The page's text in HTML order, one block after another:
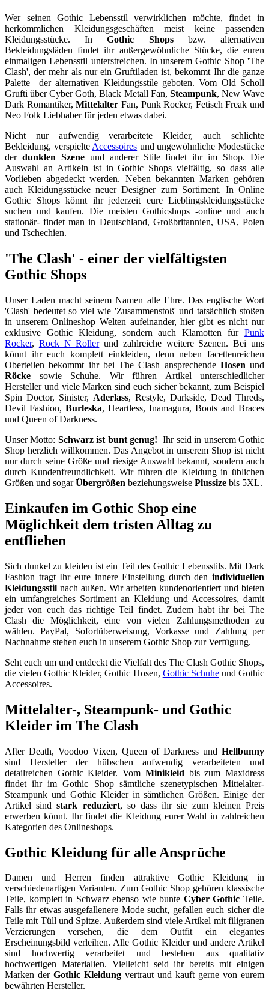
Wer seinen Gothic Lebensstil verwirklichen möchte, findet in
herkömmlichen Kleidungsgeschäften meist keine passenden
Kleidungsstücke. InGothic Shopsbzw. alternativen
Bekleidungsläden findet ihr außergewöhnliche Stücke, die euren
einmaligen Lebensstil unterstreichen. In unserem Gothic Shop 'The
Clash', der mehr als nur ein Gruftiladen ist, bekommt Ihr die ganze
Palette der alternativen Kleidungsstile geboten. Vom Old Scholl
Grufti über Cyber Goth, Black Metall Fan, Steampunk, New Wave
Dark Romantiker,Mittelalter Fan, Punk Rocker, Fetisch Freak und
Neo Folk Liebhaber für jeden etwas dabei.
Nicht nur aufwendig verarbeitete Kleider, auch schlichte
Bekleidung, verspielte Accessoires und ungewöhnliche Modestücke
der dunklen Szeneund anderer Stile findet ihr im Shop. Die
Auswahl an Artikeln ist in Gothic Shops vielfältig, so dass alle
Vorlieben abgedeckt werden. Neben bekannten Marken gehören
auch Kleidungsstücke neuer Designer zum Sortiment. In Online
Gothic Shops könnt ihr jederzeit eure Lieblingskleidungsstücke
suchen und kaufen. Die meisten Gothicshops -online und auch
stationär- findet man in Deutschland, Großbritannien, USA, Polen
und Tschechien.
'The Clash' - einer der vielfältigsten
Gothic Shops
Unser Laden macht seinem Namen alle Ehre. Das englische Wort
'Clash' bedeutet so viel wie 'Zusammenstoß' und tatsächlich stoßen
in unserem Onlineshop Welten aufeinander, hier gibt es nicht nur
exklusive Gothic Kleidung, sondern auch Klamotten für Punk
Rocker, Rock N Rollerund zahlreiche weitere Szenen. Bei uns
könnt ihr euch komplett einkleiden, denn neben facettenreichen
Oberteilen bekommt ihr bei The Clash ansprechende Hosen und
Röcke sowie Schuhe. Wir führen Artikel unterschiedlicher
Hersteller und viele Marken sind euch sicher bekannt, zum Beispiel
Spin Doctor, Sinister, Aderlass, Restyle, Darkside, Dead Threds,
Devil Fashion, Burleska, Heartless, Inamagura, Boots and Braces
und Queen of Darkness.
Unser Motto: Schwarz ist bunt genug! Ihr seid in unserem Gothic
Shop herzlich willkommen. Das Angebot in unserem Shop ist nicht
nur durch seine Größe und riesige Auswahl bekannt, sondern auch
durch Kundenfreundlichkeit. Wir führen die Kleidung in üblichen
Größen und sogarÜbergrößen beziehungsweise Plussize bis 5XL.
Einkaufen im Gothic Shop eine
Möglichkeit dem tristen Alltag zu
entfliehen
Sich dunkel zu kleiden ist ein Teil des Gothic Lebensstils. Mit Dark
Fashion tragt Ihr eure innere Einstellung durch den individuellen
Kleidungsstil nach außen. Wir arbeiten kundenorientiert und bieten
ein umfangreiches Sortiment an Kleidung und Accessoires, damit
jeder von euch das richtige Teil findet. Zudem habt ihr bei The
Clash die Möglichkeit, eine von vielen Zahlungsmethoden zu
wählen. PayPal, Sofortüberweisung, Vorkasse und Zahlung per
Nachnahme stehen euch in unserem Gothic Shop zur Verfügung.
Seht euch um und entdeckt die Vielfalt des The Clash Gothic Shops,
die vielen Gothic Kleider, Gothic Hosen, Gothic Schuheund Gothic
Accessoires.
Mittelalter-, Steampunk- und Gothic
Kleider im The Clash
After Death, Voodoo Vixen, Queen of Darkness und Hellbunny
sind Hersteller der hübschen aufwendig verarbeiteten und
detailreichen Gothic Kleider. Vom Minikleid bis zum Maxidress
findet ihr im Gothic Shop sämtliche szenetypischen Mittelalter-
Steampunk und Gothic Kleider in sämtlichen Größen. Einige der
Artikel sindstark reduziert, so dass ihr sie zum kleinen Preis
erwerben könnt. Ihr findet die Kleidung eurer Wahl in zahlreichen
Kategorien des Onlineshops.
Gothic Kleidung für alle Ansprüche
Damen und Herren finden attraktive Gothic Kleidung in
verschiedenartigen Varianten. Zum Gothic Shop gehören klassische
Teile, komplett in Schwarz ebenso wie bunte Cyber Gothic Teile.
Falls ihr etwas ausgefallenere Mode sucht, gefallen euch sicher die
Teile mit Tüll und Spitze. Außerdem sind viele Artikel mit filigranen
Verzierungen versehen, die dem Outfit ein elegantes
Erscheinungsbild verleihen. Alle Gothic Kleider und andere Artikel
sind hochwertig verarbeitet und bestehen aus qualitativ
hochwertigen Materialien. Vielleicht seid ihr bereits mit einigen
Marken der Gothic Kleidung vertraut und kauft gerne von eurem
bewährten Hersteller.